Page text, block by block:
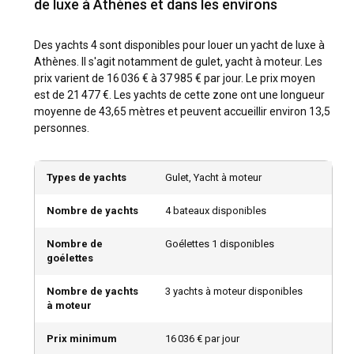
périodes pour louer un yacht de luxe à Athènes. Pendant
l'année, y compris le Festival d'Athènes et d'Épidaure, une
célébration estivale des arts de la scène.
Comment sont les conditions météorologiques et
de navigation à Athènes ?
avec des étés chauds et secs et des hivers doux et humides.
avec des conditions de vent variant selon les régions. Le
offre une expérience de navigation enrichissante pour les
marins expérimentés.
Comment explorer l'histoire et la culture d'Athènes
La ville est riche en histoire, de l'ancienne Acropole et du
de luxe à Athènes et dans les environs
Des yachts 4 sont disponibles pour louer un yacht de luxe à
Athènes. Il s'agit notamment de gulet, yacht à moteur. Les
prix varient de 16 036 € à 37 985 € par jour. Le prix moyen
est de 21 477 €. Les yachts de cette zone ont une longueur
moyenne de 43,65 mètres et peuvent accueillir environ 13,5
personnes.
Types de yachts Gulet, Yacht à moteur
Nombre de yachts 4 bateaux disponibles
Nombre de
goélettes
Goélettes 1 disponibles
Nombre de yachts
à moteur
3 yachts à moteur disponibles
Prix minimum 16 036 € par jour